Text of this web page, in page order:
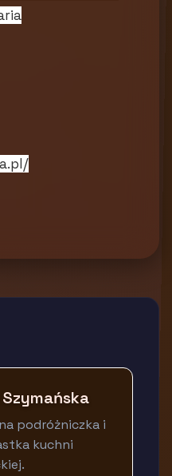
podróżniczka i
kuchni